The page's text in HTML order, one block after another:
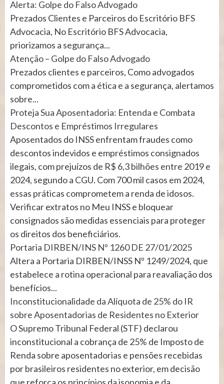
Alerta: Golpe do Falso Advogado
Prezados Clientes e Parceiros do Escritório BFS
Advocacia, No Escritório BFS Advocacia,
priorizamos a segurança...
Atenção – Golpe do Falso Advogado
Prezados clientes e parceiros, Como advogados
comprometidos com a ética e a segurança, alertamos
sobre...
Proteja Sua Aposentadoria: Entenda e Combata
Descontos e Empréstimos Irregulares
Aposentados do INSS enfrentam fraudes como
descontos indevidos e empréstimos consignados
ilegais, com prejuízos de R$ 6,3 bilhões entre 2019 e
2024, segundo a CGU. Com 700 mil casos em 2024,
essas práticas comprometem a renda de idosos.
Verificar extratos no Meu INSS e bloquear
consignados são medidas essenciais para proteger
os direitos dos beneficiários.
Portaria DIRBEN/INS Nº 1260 DE 27/01/2025
Altera a Portaria DIRBEN/INSS Nº 1249/2024, que
estabelece a rotina operacional para reavaliação dos
benefícios...
Inconstitucionalidade da Alíquota de 25% do IR
sobre Aposentadorias de Residentes no Exterior
O Supremo Tribunal Federal (STF) declarou
inconstitucional a cobrança de 25% de Imposto de
Renda sobre aposentadorias e pensões recebidas
por brasileiros residentes no exterior, em decisão